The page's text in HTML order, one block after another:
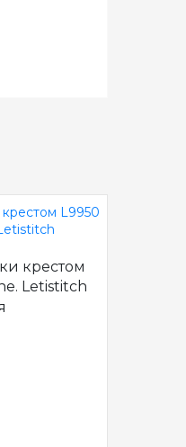
крестом
Letistitch